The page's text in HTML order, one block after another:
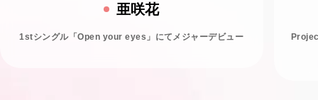
亜咲花
1stシングル「Open your eyes」にてメジャーデビュー